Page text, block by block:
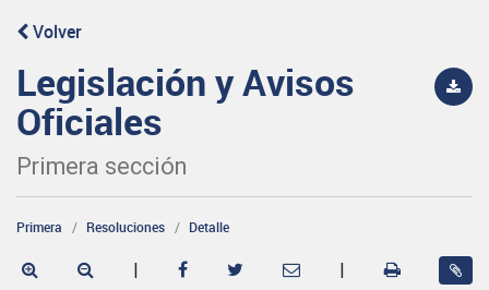
Volver
Legislación y Avisos
Oficiales
Primera sección
Primera Resoluciones Detalle
| |